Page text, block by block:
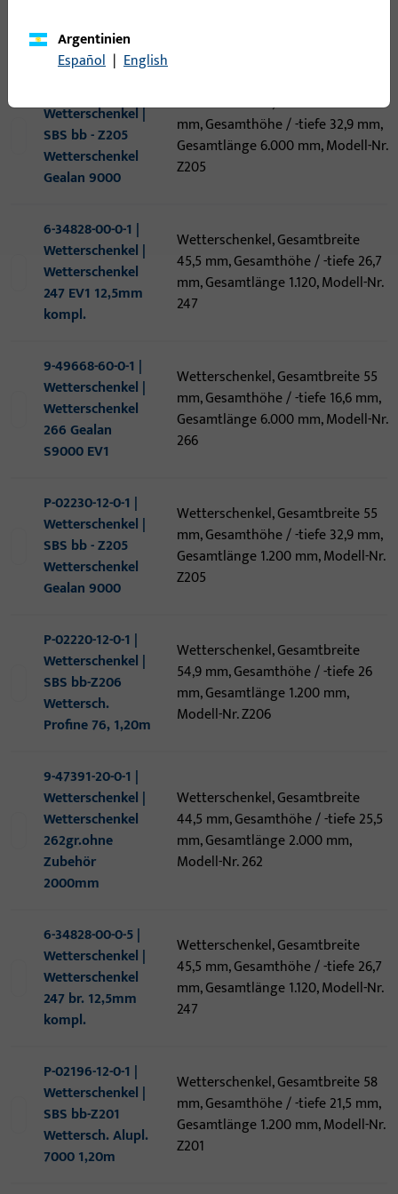
SL82, 1,20
Wetterschenkel |
SBS bb - Z205
Wetterschenkel
Gealan 9000
Wetterschenkel, Gesamtbreite 55
mm, Gesamthöhe / -tiefe 32,9 mm,
Gesamtlänge 6.000 mm, Modell-Nr.
Z205
6-34828-00-0-1 |
Wetterschenkel |
Wetterschenkel
247 EV1 12,5mm
kompl.
Wetterschenkel, Gesamtbreite
45,5 mm, Gesamthöhe / -tiefe 26,7
mm, Gesamtlänge 1.120, Modell-Nr.
247
9-49668-60-0-1 |
Wetterschenkel |
Wetterschenkel
266 Gealan
S9000 EV1
Wetterschenkel, Gesamtbreite 55
mm, Gesamthöhe / -tiefe 16,6 mm,
Gesamtlänge 6.000 mm, Modell-Nr.
266
P-02230-12-0-1 |
Wetterschenkel |
SBS bb - Z205
Wetterschenkel
Gealan 9000
Wetterschenkel, Gesamtbreite 55
mm, Gesamthöhe / -tiefe 32,9 mm,
Gesamtlänge 1.200 mm, Modell-Nr.
Z205
P-02220-12-0-1 |
Wetterschenkel |
SBS bb-Z206
Wettersch.
Profine 76, 1,20m
Wetterschenkel, Gesamtbreite
54,9 mm, Gesamthöhe / -tiefe 26
mm, Gesamtlänge 1.200 mm,
Modell-Nr. Z206
9-47391-20-0-1 |
Wetterschenkel |
Wetterschenkel
262gr.ohne
Zubehör
2000mm
Wetterschenkel, Gesamtbreite
44,5 mm, Gesamthöhe / -tiefe 25,5
mm, Gesamtlänge 2.000 mm,
Modell-Nr. 262
6-34828-00-0-5 |
Wetterschenkel |
Wetterschenkel
247 br. 12,5mm
kompl.
Wetterschenkel, Gesamtbreite
45,5 mm, Gesamthöhe / -tiefe 26,7
mm, Gesamtlänge 1.120, Modell-Nr.
247
P-02196-12-0-1 |
Wetterschenkel |
SBS bb-Z201
Wettersch. Alupl.
7000 1,20m
Wetterschenkel, Gesamtbreite 58
mm, Gesamthöhe / -tiefe 21,5 mm,
Gesamtlänge 1.200 mm, Modell-Nr.
Z201
Argentinien
Español | English